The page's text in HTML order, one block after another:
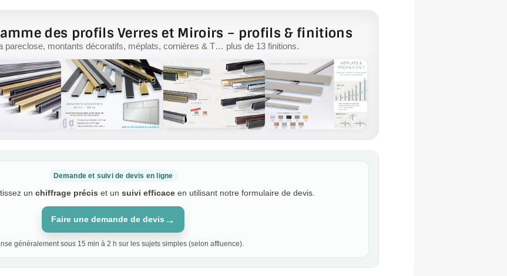
des profils Verres et Miroirs – profils & finitions
pareclose, montants décoratifs, méplats, cornières & T… plus de 13 finitions.
Demande et suivi de devis en ligne
un chiffrage précis et un suivi efficaceen utilisant notre formulaire de devis.
Faire une demande de devis →
généralement sous 15 min à 2 h sur les sujets simples (selon affluence).